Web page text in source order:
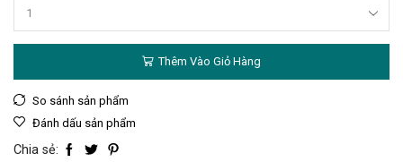
vặn
180
độ
Thêm Vào Giỏ Hàng
So sánh sản phẩm
Đánh dấu sản phẩm
Chia sẻ: